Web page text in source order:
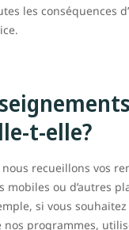
les conséquences
t-elle?
recueillons vos
mobiles ou d’autres
si vous
nos programmes,